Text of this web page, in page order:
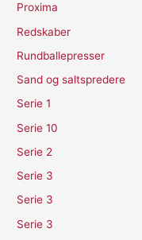
Proxima
Redskaber
Rundballepresser
Sand og saltspredere
Serie 1
Serie 10
Serie 2
Serie 3
Serie 3
Serie 3